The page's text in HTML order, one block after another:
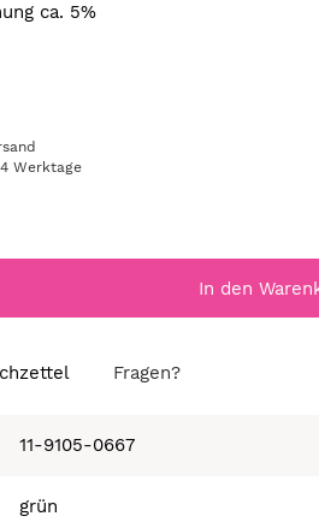
ca. 5%
4 Werktage
In den
Fragen?
11-9105-0667
grün